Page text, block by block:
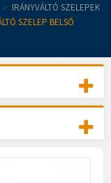
> IRÁNYVÁLTÓ SZELEPEK
SZELEP BELSŐ